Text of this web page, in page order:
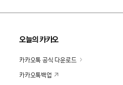
오늘의 카카오
카카오톡 공식 다운로드
카카오톡백업